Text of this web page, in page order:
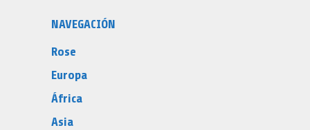
NAVEGACIÓN
Rose
Europa
África
Asia